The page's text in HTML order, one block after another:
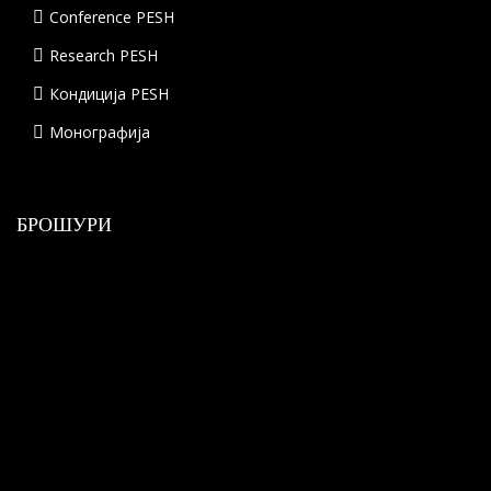
Conference PESH
Research PESH
Кондиција PESH
Монографија
БРОШУРИ